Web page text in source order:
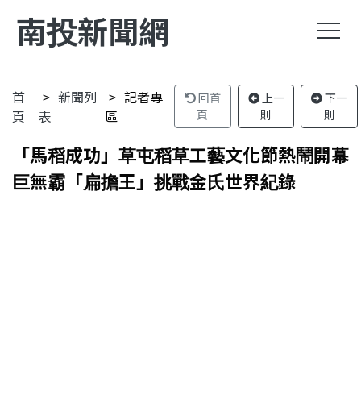
南投新聞網
首
頁
新聞列
表
記者專
區
回首
頁
上一
則
下一
則
「馬稻成功」草屯稻草工藝文化節熱鬧開幕
巨無霸「扁擔王」挑戰金氏世界紀錄